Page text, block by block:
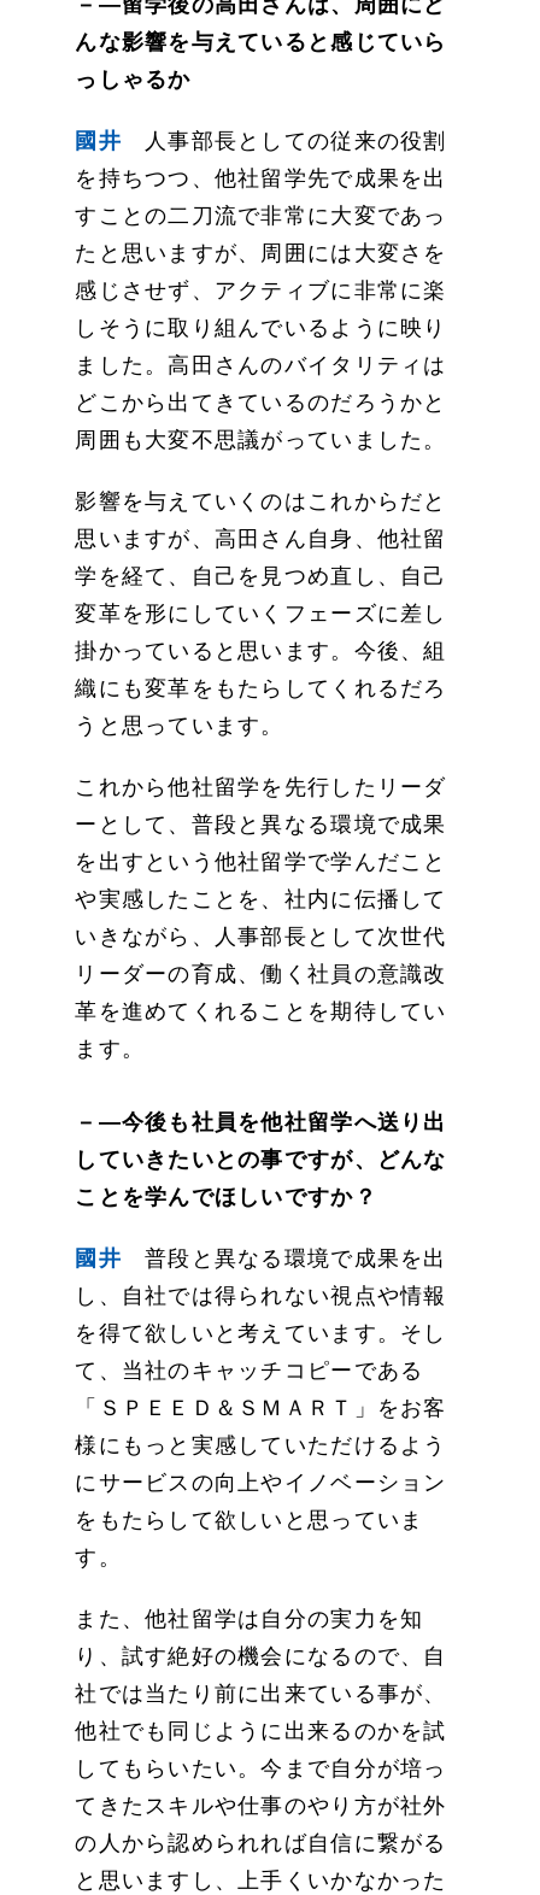
－―留学後の高田さんは、周囲にど
んな影響を与えていると感じていら
っしゃるか
國井 人事部長としての従来の役割
を持ちつつ、他社留学先で成果を出
すことの二刀流で非常に大変であっ
たと思いますが、周囲には大変さを
感じさせず、アクティブに非常に楽
しそうに取り組んでいるように映り
ました。高田さんのバイタリティは
どこから出てきているのだろうかと
周囲も大変不思議がっていました。
影響を与えていくのはこれからだと
思いますが、高田さん自身、他社留
学を経て、自己を見つめ直し、自己
変革を形にしていくフェーズに差し
掛かっていると思います。今後、組
織にも変革をもたらしてくれるだろ
うと思っています。
これから他社留学を先行したリーダ
ーとして、普段と異なる環境で成果
を出すという他社留学で学んだこと
や実感したことを、社内に伝播して
いきながら、人事部長として次世代
リーダーの育成、働く社員の意識改
革を進めてくれることを期待してい
ます。
－―今後も社員を他社留学へ送り出
していきたいとの事ですが、どんな
ことを学んでほしいですか？
國井 普段と異なる環境で成果を出
し、自社では得られない視点や情報
を得て欲しいと考えています。そし
て、当社のキャッチコピーである
「ＳＰＥＥＤ＆ＳＭＡＲＴ」をお客
様にもっと実感していただけるよう
にサービスの向上やイノベーション
をもたらして欲しいと思っていま
す。
また、他社留学は自分の実力を知
り、試す絶好の機会になるので、自
社では当たり前に出来ている事が、
他社でも同じように出来るのかを試
してもらいたい。今まで自分が培っ
てきたスキルや仕事のやり方が社外
の人から認められれば自信に繋がる
と思いますし、上手くいかなかった